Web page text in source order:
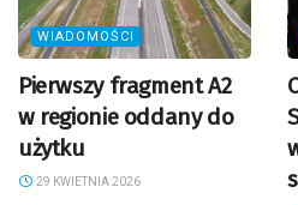
WIADOMOŚCI
Pierwszy fragment A2
w regionie oddany do
użytku
29 KWIETNIA 2026